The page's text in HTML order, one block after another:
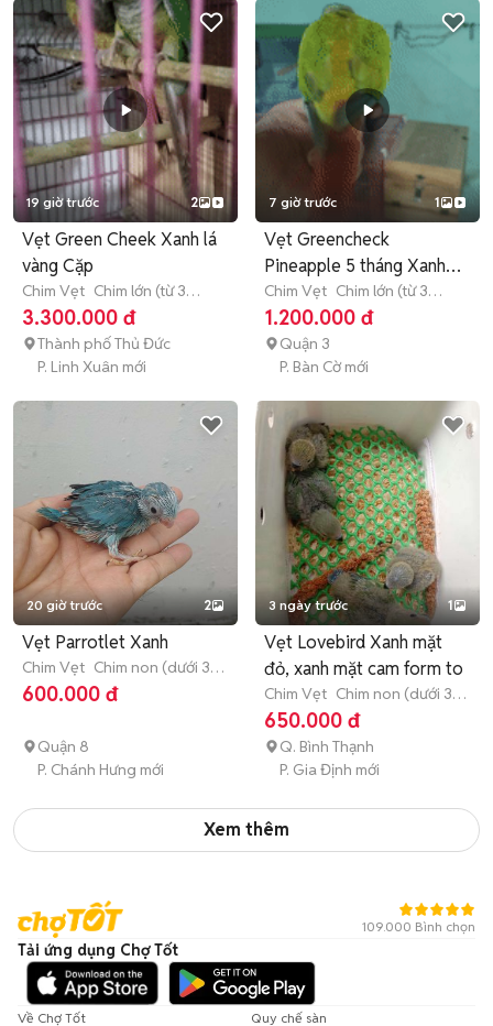
19 giờ trước 2
Vẹt Green Cheek Xanh lá
vàng Cặp
Chim Vẹt Chim lớn (từ 3
tháng tuổi)
3.300.000 đ
Thành phố Thủ Đức
P. Linh Xuân mới
7 giờ trước 1
Vẹt Greencheck
Pineapple 5 tháng Xanh
vàng cam
Chim Vẹt Chim lớn (từ 3
tháng tuổi)
1.200.000 đ
Quận 3
P. Bàn Cờ mới
20 giờ trước 2
Vẹt Parrotlet Xanh
Chim Vẹt Chim non (dưới 3
tháng tuổi)
600.000 đ
Quận 8
P. Chánh Hưng mới
3 ngày trước 1
Vẹt Lovebird Xanh mặt
đỏ, xanh mặt cam form to
Chim Vẹt Chim non (dưới 3
tháng tuổi)
650.000 đ
Q. Bình Thạnh
P. Gia Định mới
Xem thêm
109.000 Bình chọn
Tải ứng dụng Chợ Tốt
Về Chợ Tốt Quy chế sàn